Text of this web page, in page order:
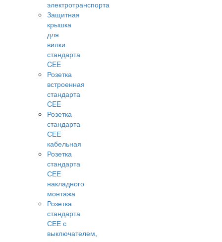
электротранспорта
Защитная
крышка
для
вилки
стандарта
CEE
Розетка
встроенная
стандарта
CEE
Розетка
стандарта
СЕЕ
кабельная
Розетка
стандарта
СЕЕ
накладного
монтажа
Розетка
стандарта
СЕЕ с
выключателем,